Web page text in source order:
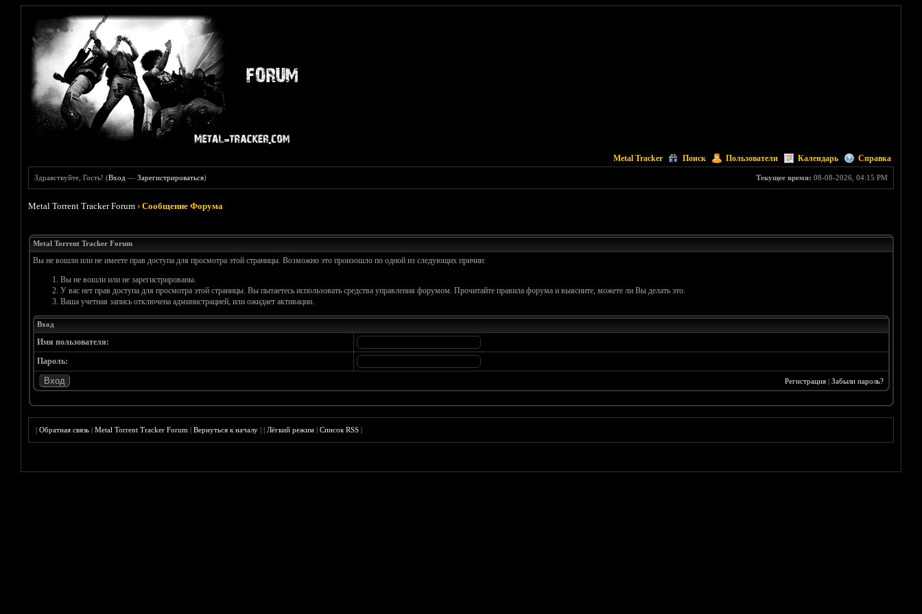
Metal Tracker Поиск Пользователи Календарь Справка
Текущее время: 08-08-2026, 04:15 PM
Здравствуйте, Гость! (Вход —Зарегистрироваться)
Metal Torrent Tracker Forum ›Сообщение Форума
Metal Torrent Tracker Forum
Вы не вошли или не имеете прав доступа для просмотра этой страницы. Возможно это произошло по одной из следующих причин:
Вы не вошли или не зарегистрированы.
У вас нет прав доступа для просмотра этой страницы. Вы пытаетесь использовать средства управления форумом. Прочитайте правила форума и выясните, можете ли Вы делать это.
Ваша учетная запись отключена администрацией, или ожидает активации.
Вход
Имя пользователя:
Пароль:
Регистрация| Забыли пароль?
|Обратная связь |Metal Torrent Tracker Forum |Вернуться к началу ||Лёгкий режим |Список RSS |